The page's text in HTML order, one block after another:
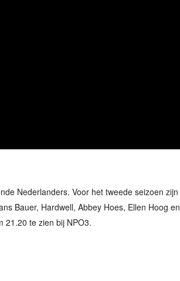
Nederlanders. Voor het tweede seizoen zijn
Bauer, Hardwell, Abbey Hoes, Ellen Hoog en
21.20 te zien bij NPO3.